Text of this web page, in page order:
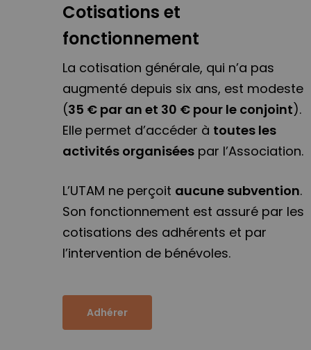
Cotisations et
fonctionnement
La cotisation générale, qui n’a pas
augmenté depuis six ans, est modeste
(35 € par an et 30 € pour le conjoint).
Elle permet d’accéder à toutes les
activités organisées par l’Association.
L’UTAM ne perçoit aucune subvention.
Son fonctionnement est assuré par les
cotisations des adhérents et par
l’intervention de bénévoles.
Adhérer